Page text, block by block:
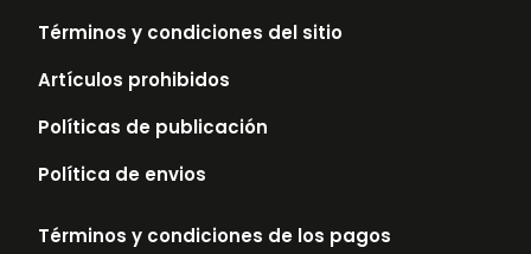
Términos y condiciones del sitio
Artículos prohibidos
Políticas de publicación
Política de envios
Términos y condiciones de los pagos